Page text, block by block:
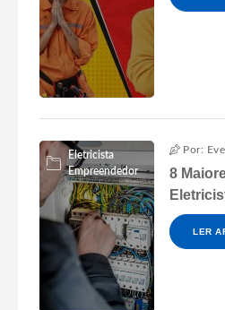
Eletricista
Empreendedor
Por:
8
LER